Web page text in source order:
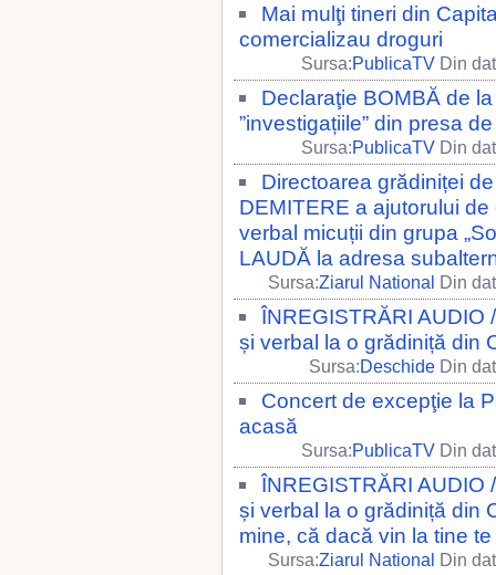
Mai mulţi tineri din
comercializau droguri
Sursa:PublicaTV Din
Declaraţie BOMBĂ de
”investigațiile” din presa
Sursa:PublicaTV Din
Directoarea grădiniței
DEMITERE a ajutorului
verbal micuții din grupa
LAUDĂ la adresa
Sursa:Ziarul National Din
ÎNREGISTRĂRI AUDIO
și verbal la o grădiniță din
Sursa:Deschide Din
Concert de excepţie la
acasă
Sursa:PublicaTV Din
ÎNREGISTRĂRI AUDIO
și verbal la o grădiniță din
mine, că dacă vin la tine te
Sursa:Ziarul National Din